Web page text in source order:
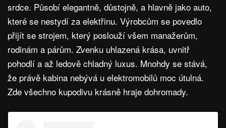
srdce. Působí elegantně, důstojně, a hlavně jako auto,
které se nestydí za elektřinu. Výrobcům se povedlo
přijít se strojem, který poslouží všem manažerům,
rodinám a párům. Zvenku uhlazená krása, uvnitř
pohodlí a až ledově chladný luxus. Mnohdy se stává,
že právě kabina nebývá u elektromobilů moc útulná.
Zde všechno kupodivu krásně hraje dohromady.